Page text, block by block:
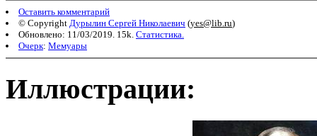
Оставить комментарий
© Copyright Дурылин Сергей Николаевич (yes@lib.ru)
Обновлено: 11/03/2019. 15k. Статистика.
Очерк: Мемуары
Иллюстрации: